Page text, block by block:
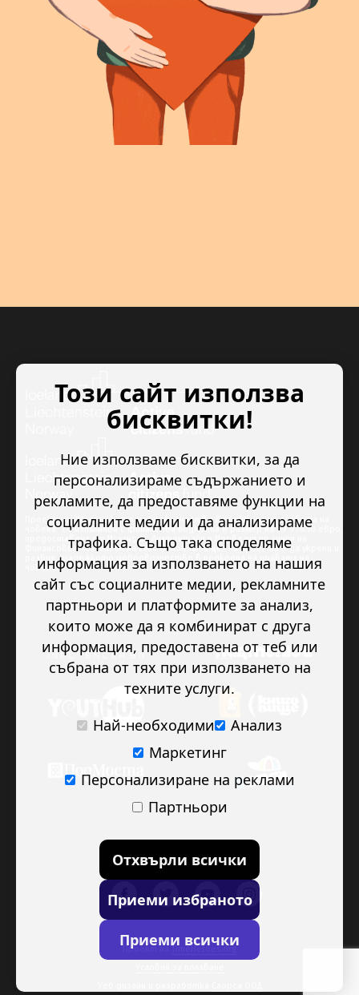
Проектът “Младежкото доброволчество в подкрепа на правата на
човека” се изпълнява с финансова подкрепа в размер на 89 978.50 евро,
предоставена от Исландия, Лихтенщайн и Норвегия по линия на
Финансовия механизъм на ЕИП. Основната цел на проекта е да укрепи и
развие младежкото доброволчество в подкрепа на правата на
човека.
Проект на
Този сайт използва
бисквитки!
Ние използваме бисквитки, за да
персонализираме съдържанието и
рекламите, да предоставяме функции на
социалните медии и да анализираме
трафика. Също така споделяме
информация за използването на нашия
сайт със социалните медии, рекламните
партньори и платформите за анализ,
които може да я комбинират с друга
информация, предоставена от теб или
събрана от тях при използването на
техните услуги.
Най-необходими
Анализ
Маркетинг
Персонализиране на реклами
Партньори
Отхвърли всички
Приеми избраното
Приеми всички